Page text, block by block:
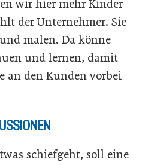
wir hier mehr Kinder
der Unternehmer. Sie
malen. Da könne
und lernen, damit
an den Kunden vorbei
schiefgeht, soll eine